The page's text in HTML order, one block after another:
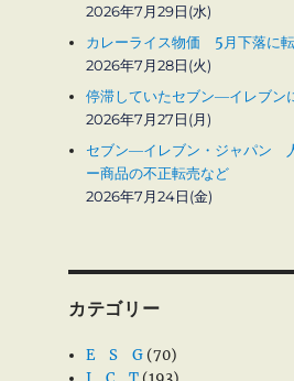
2026年7月29日(水)
カレーライス物価 5月下落に
2026年7月28日(火)
停滞していたセブン―イレブン
2026年7月27日(月)
セブン―イレブン・ジャパン
ー商品の不正転売など
2026年7月24日(金)
カテゴリー
E S G (70)